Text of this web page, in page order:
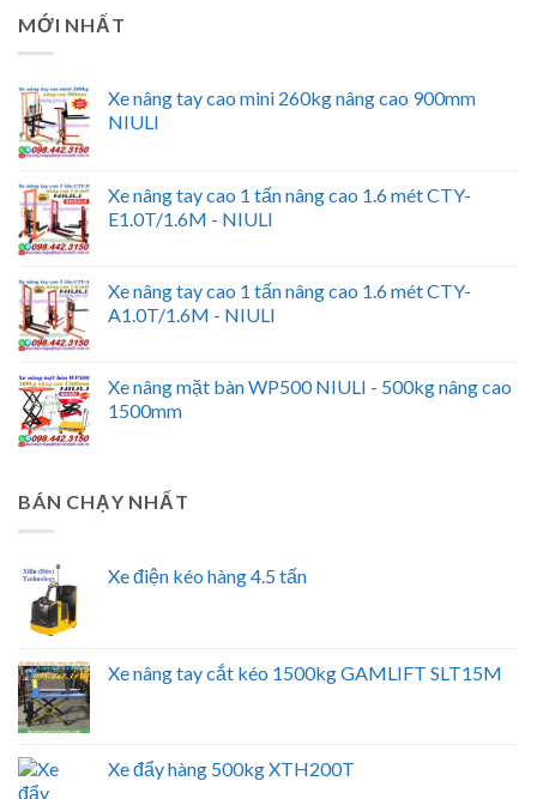
MỚI NHẤT
Xe nâng tay cao mini 260kg nâng cao 900mm
NIULI
Xe nâng tay cao 1 tấn nâng cao 1.6 mét CTY-
E1.0T/1.6M - NIULI
Xe nâng tay cao 1 tấn nâng cao 1.6 mét CTY-
A1.0T/1.6M - NIULI
Xe nâng mặt bàn WP500 NIULI - 500kg nâng cao
1500mm
BÁN CHẠY NHẤT
Xe điện kéo hàng 4.5 tấn
Xe nâng tay cắt kéo 1500kg GAMLIFT SLT15M
Xe đẩy hàng 500kg XTH200T